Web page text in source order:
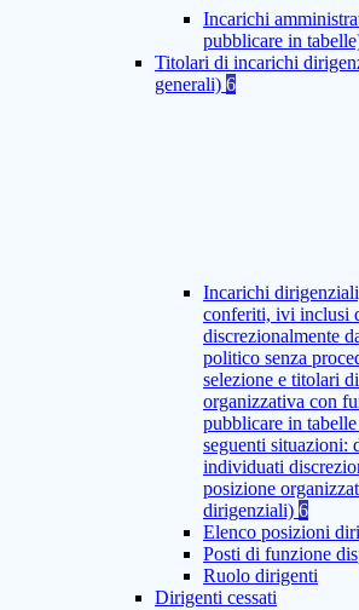
Incarichi
pubblicare in
Titolari di incarichi
generali) 6
Incarichi
conferiti, ivi inclusi
discrezionalmente
politico senza
selezione e titolari
organizzativa con
pubblicare in
seguenti situazioni:
individuati
posizione
dirigenziali) 6
Elenco posizioni
Posti di funzione
Ruolo dirigenti
Dirigenti cessati